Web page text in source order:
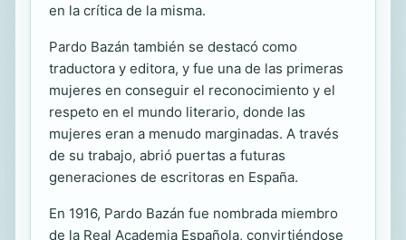
en la crítica de la misma.
Pardo Bazán también se destacó como
traductora y editora, y fue una de las primeras
mujeres en conseguir el reconocimiento y el
respeto en el mundo literario, donde las
mujeres eran a menudo marginadas. A través
de su trabajo, abrió puertas a futuras
generaciones de escritoras en España.
En 1916, Pardo Bazán fue nombrada miembro
de la Real Academia Española, convirtiéndose